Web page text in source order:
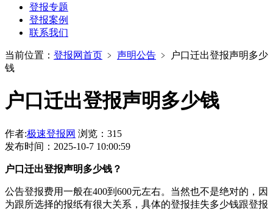
登报专题
登报案例
联系我们
当前位置： 登报网首页 ﹥ 声明公告 ﹥
户口迁出登报声明多少
钱
户口迁出登报声明多少钱
作者:极速登报网 浏览：315
发布时间：2025-10-7 10:00:59
户口迁出登报声明多少钱？
公告登报费用一般在400到600元左右。当然也不是绝对的，因
为跟所选择的报纸有很大关系，具体的登报挂失多少钱跟登报